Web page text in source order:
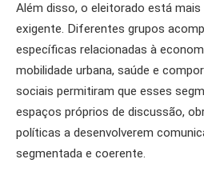
Além disso, o eleitorado está
exigente. Diferentes grupos
específicas relacionadas à
mobilidade urbana, saúde e
sociais permitiram que esses
espaços próprios de discussão,
políticas a desenvolverem
segmentada e coerente.